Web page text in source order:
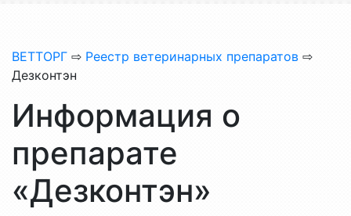
ВЕТТОРГ ⇨ Реестр ветеринарных препаратов ⇨
Дезконтэн
Информация о
препарате
«Дезконтэн»